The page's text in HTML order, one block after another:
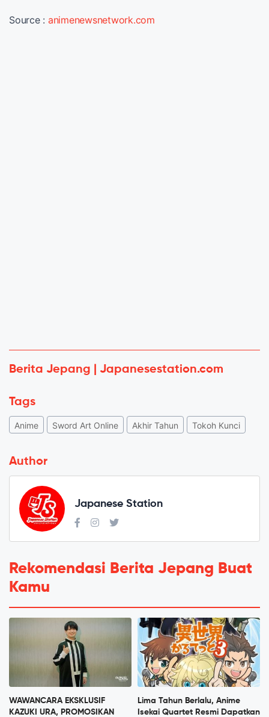
Source : animenewsnetwork.com
Berita Jepang | Japanesestation.com
Tags
Anime Sword Art Online Akhir Tahun Tokoh Kunci
Author
Japanese Station
Rekomendasi Berita Jepang Buat
Kamu
WAWANCARA EKSKLUSIF
KAZUKI URA, PROMOSIKAN
Lima Tahun Berlalu, Anime
Isekai Quartet Resmi Dapatkan